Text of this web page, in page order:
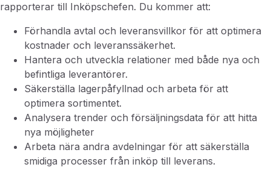
rapporterar till Inköpschefen. Du kommer att:
Förhandla avtal och leveransvillkor för att optimera
kostnader och leveranssäkerhet.
Hantera och utveckla relationer med både nya och
befintliga leverantörer.
Säkerställa lagerpåfyllnad och arbeta för att
optimera sortimentet.
Analysera trender och försäljningsdata för att hitta
nya möjligheter
Arbeta nära andra avdelningar för att säkerställa
smidiga processer från inköp till leverans.